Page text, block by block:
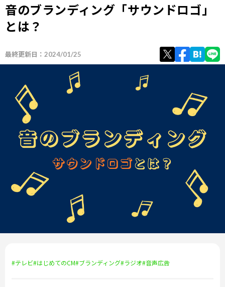
音のブランディング「サウンドロゴ」
とは？
最終更新日： 2024/01/25
#テレビ#はじめてのCM#ブランディング#ラジオ#音声広告